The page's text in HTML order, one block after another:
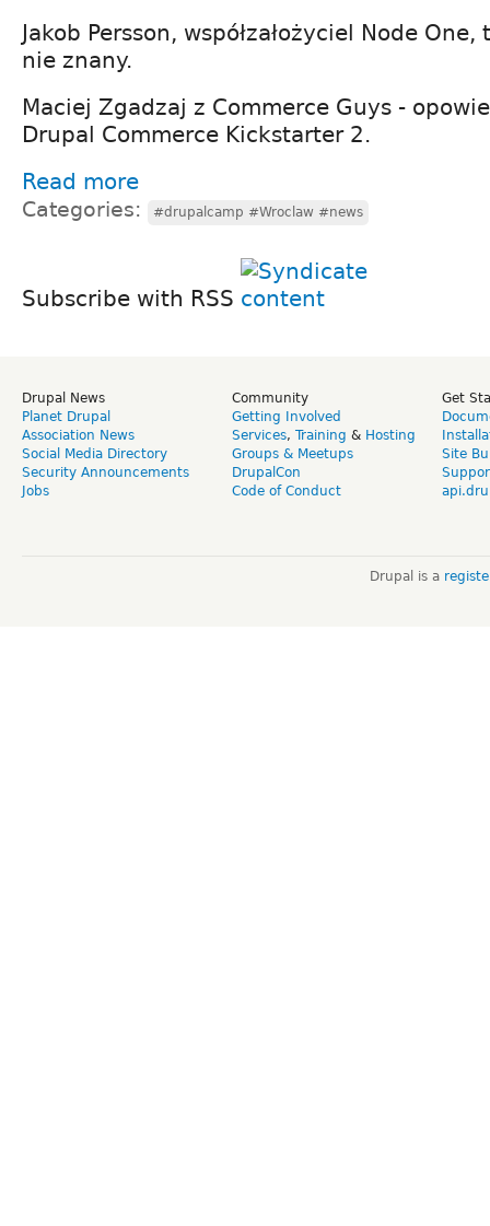
Jakob Persson, współzałożyciel Node
nie znany.
Maciej Zgadzaj z Commerce Guys -
Drupal Commerce Kickstarter 2.
Read more
Categories: #drupalcamp #Wroclaw #news
Subscribe with RSS
Drupal News
Planet Drupal
Association News
Social Media Directory
Security Announcements
Jobs
Community
Getting Involved
Services, Training & Hosting
Groups & Meetups
DrupalCon
Code of Conduct
Get
Site
Drupal is a